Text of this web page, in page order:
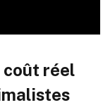
coût réel